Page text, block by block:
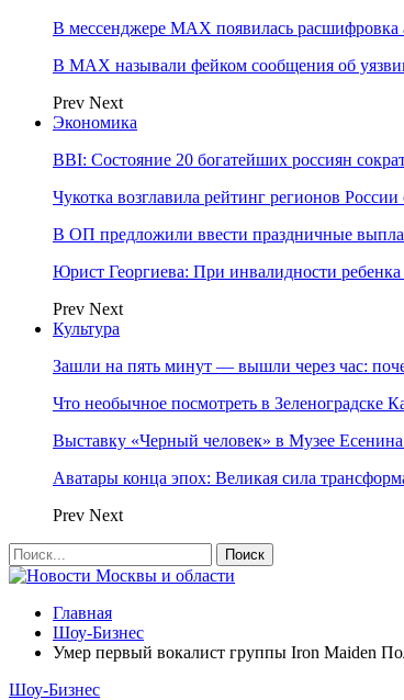
В мессенджере MAX появилась расшифровка
В МAX называли фейком сообщения об
Prev Next
Экономика
BBI: Состояние 20 богатейших россиян
Чукотка возглавила рейтинг регионов
В ОП предложили ввести праздничные
Юрист Георгиева: При инвалидности ребенка
Prev Next
Культура
Зашли на пять минут — вышли через час:
Что необычное посмотреть в Зеленоградске
Выставку «Черный человек» в Музее
Аватары конца эпох: Великая сила
Prev Next
Главная
Шоу-Бизнес
Умер первый вокалист группы Iron Maiden
Шоу-Бизнес